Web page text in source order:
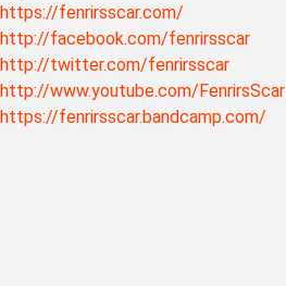
https://fenrirsscar.com/
http://facebook.com/fenrirsscar
http://twitter.com/fenrirsscar
http://www.youtube.com/FenrirsScar
https://fenrirsscar.bandcamp.com/